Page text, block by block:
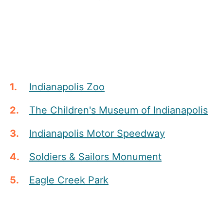
Indianapolis Zoo
The Children's Museum of Indianapolis
Indianapolis Motor Speedway
Soldiers & Sailors Monument
Eagle Creek Park